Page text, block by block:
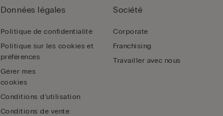
Données légales
Politique de confidentialité
Politique sur les cookies et
préférences
Conditions d’utilisation
Conditions de vente
Société
Corporate
Franchising
Travailler avec nous